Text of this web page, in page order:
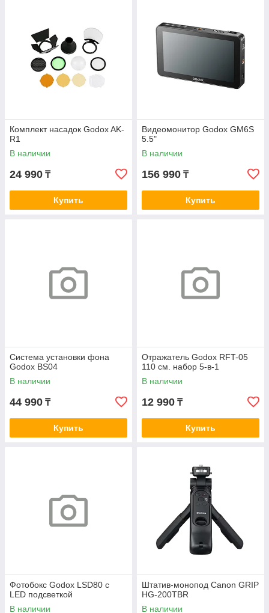
Комплект насадок Godox AK-
R1
В наличии
24 990 ₸
Купить
Видеомонитор Godox GM6S
5.5"
В наличии
156 990 ₸
Купить
Система установки фона
Godox BS04
В наличии
44 990 ₸
Купить
Отражатель Godox RFT-05
110 см. набор 5-в-1
В наличии
12 990 ₸
Купить
Фотобокс Godox LSD80 с
LED подсветкой
В наличии
Штатив-монопод Canon GRIP
HG-200TBR
В наличии